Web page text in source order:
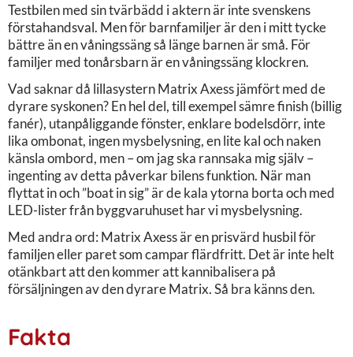
Testbilen med sin tvärbädd i aktern är inte svenskens
förstahandsval. Men för barnfamiljer är den i mitt tycke
bättre än en våningssäng så länge barnen är små. För
familjer med tonårsbarn är en våningssäng klockren.
Vad saknar då lillasystern Matrix Axess jämfört med de
dyrare syskonen? En hel del, till exempel sämre finish (billig
fanér), utanpåliggande fönster, enklare bodelsdörr, inte
lika ombonat, ingen mysbelysning, en lite kal och naken
känsla ombord, men – om jag ska rannsaka mig själv –
ingenting av detta påverkar bilens funktion. När man
flyttat in och ”boat in sig” är de kala ytorna borta och med
LED-lister från byggvaruhuset har vi mysbelysning.
Med andra ord: Matrix Axess är en prisvärd husbil för
familjen eller paret som campar flärdfritt. Det är inte helt
otänkbart att den kommer att kannibalisera på
försäljningen av den dyrare Matrix. Så bra känns den.
Fakta